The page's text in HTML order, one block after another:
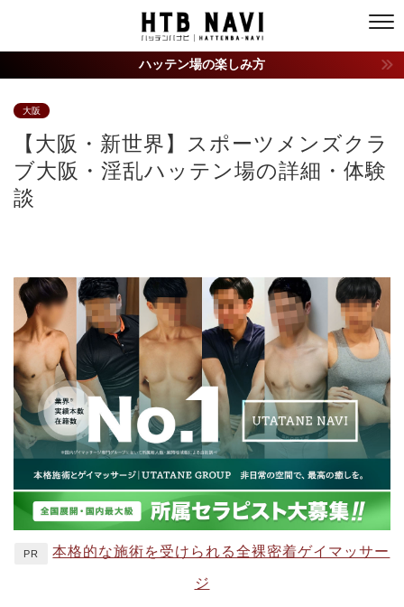
ハッテン場の楽しみ方
大阪
【大阪・新世界】スポーツメンズクラ
ブ大阪・淫乱ハッテン場の詳細・体験
談
PR 本格的な施術を受けられる全裸密着ゲイマッサー
ジ